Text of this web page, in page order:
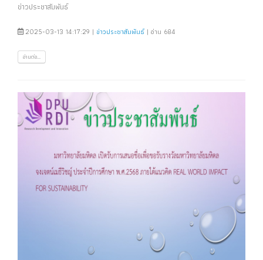
ข่าวประชาสัมพันธ์
2025-03-13 14:17:29 | ข่าวประชาสัมพันธ์| อ่าน 684
อ่านต่อ...